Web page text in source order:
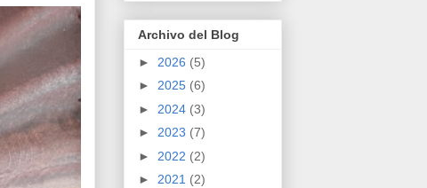
Archivo del Blog
► 2026 (5)
► 2025 (6)
► 2024 (3)
► 2023 (7)
► 2022 (2)
► 2021 (2)